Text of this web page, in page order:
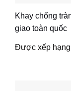
Khay chống
giao toàn quốc
Được xếp hạng